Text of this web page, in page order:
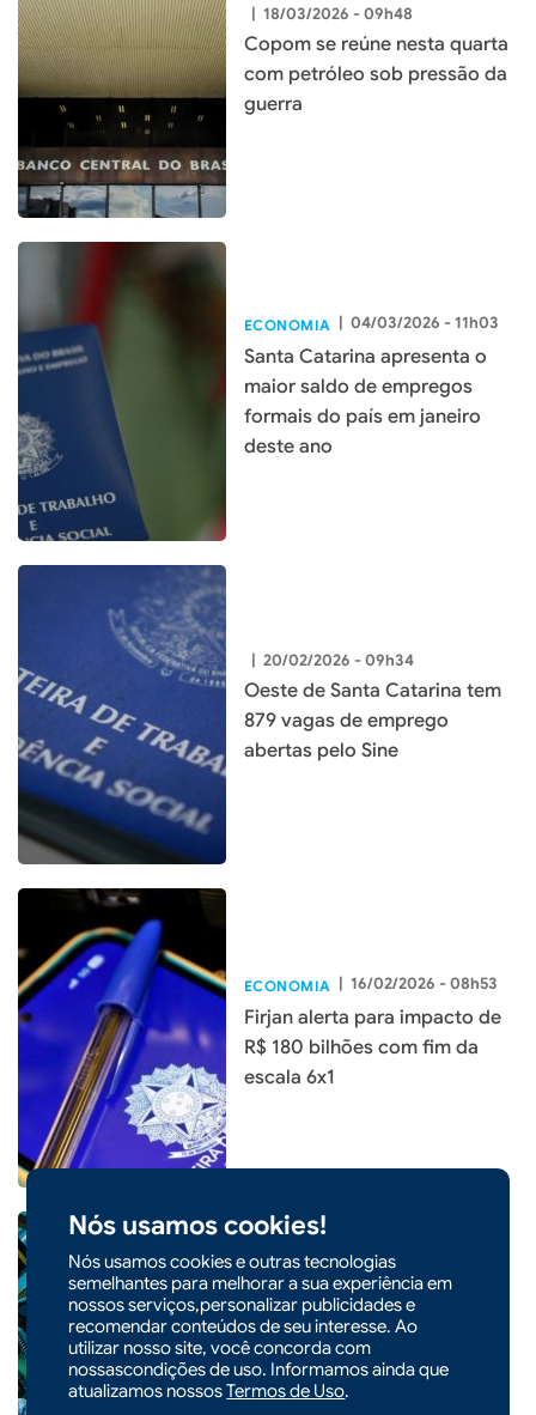
Nós usamos cookies!
Nós usamos cookies e outras tecnologias
semelhantes para melhorar a sua experiência em
nossos serviços,personalizar publicidades e
recomendar conteúdos de seu interesse. Ao
utilizar nosso site, você concorda com
nossascondições de uso. Informamos ainda que
atualizamos nossosTermos de Uso.
| 18/03/2026 - 09h48
Copom se reúne nesta quarta
com petróleo sob pressão da
guerra
ECONOMIA | 04/03/2026 - 11h03
Santa Catarina apresenta o
maior saldo de empregos
formais do país em janeiro
deste ano
| 20/02/2026 - 09h34
Oeste de Santa Catarina tem
879 vagas de emprego
abertas pelo Sine
ECONOMIA | 16/02/2026 - 08h53
Firjan alerta para impacto de
R$ 180 bilhões com fim da
escala 6x1
ECONOMIA | 11/02/2026 - 09h55
Indústria de Santa Catarina
cresce 3,2% em 2025, cinco
vezes a média nacional